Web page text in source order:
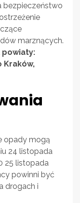
bezpieczeństwo
marznących.
powiaty:
Kraków,
opady mogą
24 listopada
25 listopada
powinni być
drogach i